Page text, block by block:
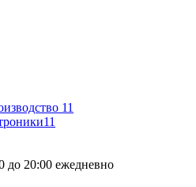
11
до 20:00 ежедневно